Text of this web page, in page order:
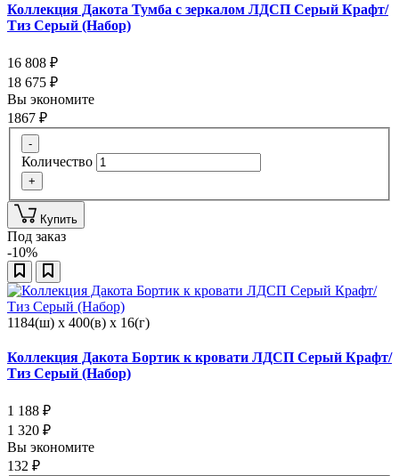
Коллекция Дакота Тумба c зеркалом ЛДСП Серый Крафт/
Тиз Серый (Набор)
16 808 ₽
18 675 ₽
Вы экономите
1867 ₽
-
Количество
+
Купить
Под заказ
-10%
1184(ш) x 400(в) x 16(г)
Коллекция Дакота Бортик к кровати ЛДСП Серый Крафт/
Тиз Серый (Набор)
1 188 ₽
1 320 ₽
Вы экономите
132 ₽